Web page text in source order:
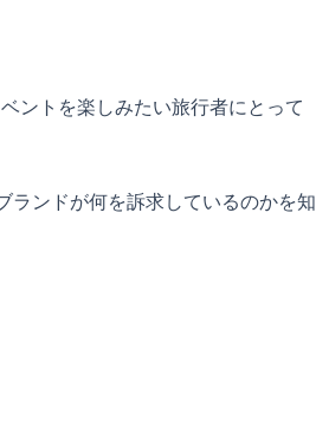
ントを楽しみたい旅行者にとって
ランドが何を訴求しているのかを知